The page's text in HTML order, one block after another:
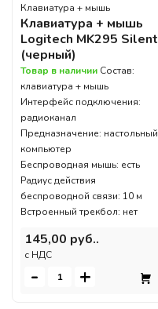
Клавиатура + мышь
Клавиатура + мышь
Logitech MK295 Silent
(черный)
Товар в наличии Состав:
клавиатура + мышь
Интерфейс подключения:
радиоканал
Предназначение: настольный
компьютер
Беспроводная мышь: есть
Радиус действия
беспроводной связи: 10 м
Встроенный трекбол: нет
145,00 руб..
c НДС
- +